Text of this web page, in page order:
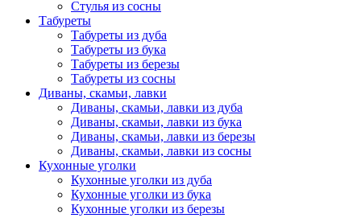
Стулья из сосны
Табуреты
Табуреты из дуба
Табуреты из бука
Табуреты из березы
Табуреты из сосны
Диваны, скамьи, лавки
Диваны, скамьи, лавки из дуба
Диваны, скамьи, лавки из бука
Диваны, скамьи, лавки из березы
Диваны, скамьи, лавки из сосны
Кухонные уголки
Кухонные уголки из дуба
Кухонные уголки из бука
Кухонные уголки из березы